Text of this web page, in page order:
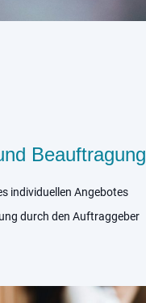
Beauftragung
individuellen Angebotes
durch den Auftraggeber